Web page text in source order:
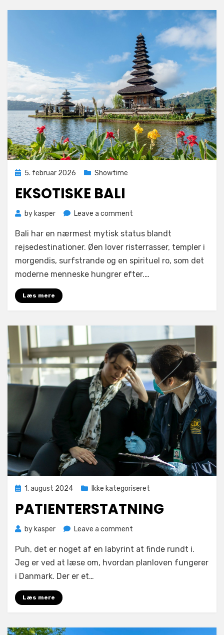
Posted
5. februar 2026 Showtime
EKSOTISKE BALI
by kasper Leave a comment
Bali
Bali har en nærmest mytisk status blandt
rejsedestinationer. Øen lover risterrasser, templer i
morgendis, surfstrande og en spirituel ro, som det
moderne menneske hungrer efter.…
Læs mere
Posted
1. august 2024 Ikke kategoriseret
PATIENTERSTATNING
by kasper Leave a comment
Puh, det er noget af en labyrint at finde rundt i.
Jeg er ved at læse om, hvordan planloven fungerer
i Danmark. Der er et…
Læs mere